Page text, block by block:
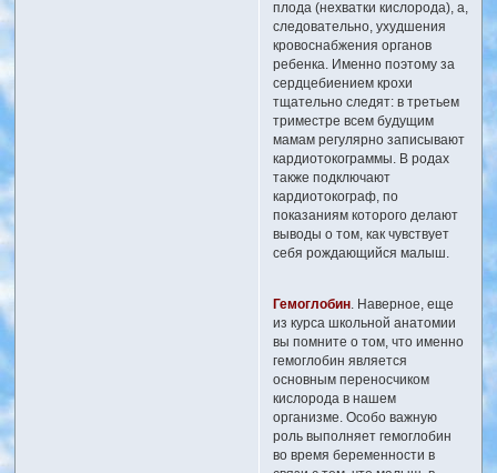
плода (нехватки кислорода), а,
следовательно, ухудшения
кровоснабжения органов
ребенка. Именно поэтому за
сердцебиением крохи
тщательно следят: в третьем
триместре всем будущим
мамам регулярно записывают
кардиотокограммы. В родах
также подключают
кардиотокограф, по
показаниям которого делают
выводы о том, как чувствует
себя рождающийся малыш.
Гемоглобин. Наверное, еще
из курса школьной анатомии
вы помните о том, что именно
гемоглобин является
основным переносчиком
кислорода в нашем
организме. Особо важную
роль выполняет гемоглобин
во время беременности в